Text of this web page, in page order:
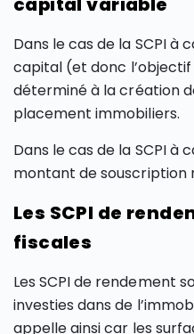
Dans le cas de la SCPI à
capital (et donc
déterminé à la création
placement immobiliers.
Dans le cas de la SCPI à
montant de souscription
Les SCPI de
fiscales
Les SCPI de rendement
investies dans de
appelle ainsi car les